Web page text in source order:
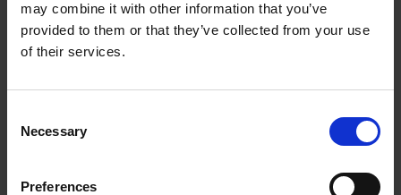
may combine it with other information that you’ve
provided to them or that they’ve collected from your use
of their services.
Selection
Necessary
Preferences
Systemleverantör
Levererar komplexa och enkla kablage
Egen konstruktion